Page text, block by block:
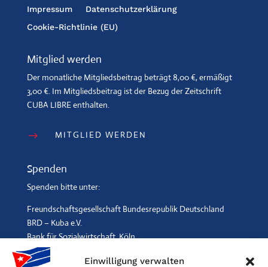
Einwilligung verwalten
Impressum
Datenschutzerklärung
Cookie-Richtlinie (EU)
Mitglied werden
Der monatliche Mitgliedsbeitrag beträgt 8,00 €, ermäßigt
3,00 €. Im Mitgliedsbeitrag ist der Bezug der Zeitschrift
CUBA LIBRE enthalten.
$ MITGLIED WERDEN
Spenden
Spenden bitte unter:
Freundschaftsgesellschaft Bundesrepublik Deutschland
BRD – Kuba e.V.
Bank für Sozialwirtschaft, Köln
IBAN: DE96 3702 0500 0001 2369 00, BIC: BFSWDE33XXX